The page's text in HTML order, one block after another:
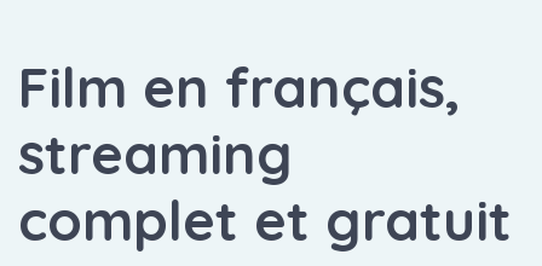
Film en français,
streaming
complet et gratuit